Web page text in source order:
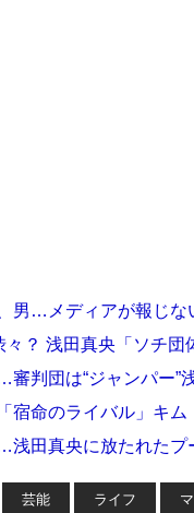
男…メディアが報じな
々？ 浅田真央「ソチ
審判団は“ジャンパー”
宿命のライバル」キム
浅田真央に放たれたプ
芸能 ライフ